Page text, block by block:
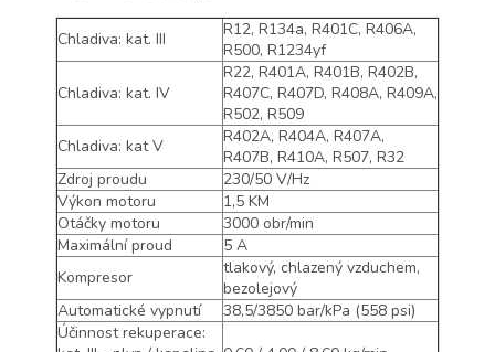
Chladiva: kat. III
R12, R134a, R401C, R406A,
R500, R1234yf
Chladiva: kat. IV
R22, R401A, R401B, R402B,
R407C, R407D, R408A, R409A,
R502, R509
Chladiva: kat V
R402A, R404A, R407A,
R407B, R410A, R507, R32
Zdroj proudu
230/50 V/Hz
Výkon motoru
1,5 KM
Otáčky motoru
3000 obr/min
Maximální proud
5 A
Kompresor
tlakový, chlazený vzduchem,
bezolejový
Automatické vypnutí
38,5/3850 bar/kPa (558 psi)
Účinnost rekuperace: